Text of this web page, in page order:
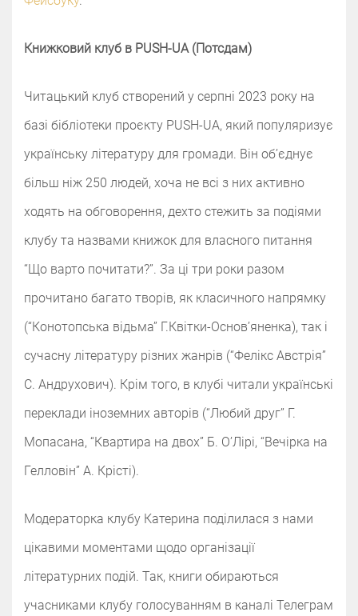
Книжковий клуб в PUSH-UA (Потсдам)
Читацький клуб створений у серпні 2023 року на
базі бібліотеки проєкту PUSH-UA, який популяризує
українську літературу для громади. Він обʼєднує
більш ніж 250 людей, хоча не всі з них активно
ходять на обговорення, дехто стежить за подіями
клубу та назвами книжок для власного питання
“Що варто почитати?”. За ці три роки разом
прочитано багато творів, як класичного напрямку
(“Конотопська відьма” Г.Квітки-Основʼяненка), так і
сучасну літературу різних жанрів (“Фелікс Австрія”
С. Андрухович). Крім того, в клубі читали українські
переклади іноземних авторів (“Любий друг” Г.
Мопасана, “Квартира на двох” Б. ОʼЛірі, “Вечірка на
Гелловін” А. Крісті).
Модераторка клубу Катерина поділилася з нами
цікавими моментами щодо організації
літературних подій. Так, книги обираються
учасниками клубу голосуванням в каналі Телеграм